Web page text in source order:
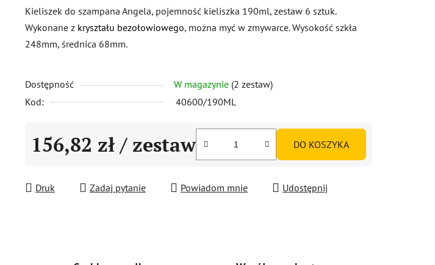
wynosi
0,0
na
gwiazdek.
Kieliszek do szampana Angela, pojemność kieliszka 190ml, zestaw 6 sztuk.
Wykonane z kryształu bezołowiowego, można myć w zmywarce. Wysokość szkła
248mm, średnica 68mm.
Dostępność W magazynie (2 zestaw)
Kod:
40600/190ML
156,82 zł / zestaw DO KOSZYKA
Druk Zadaj pytanie Powiadom mnie Udostępnij